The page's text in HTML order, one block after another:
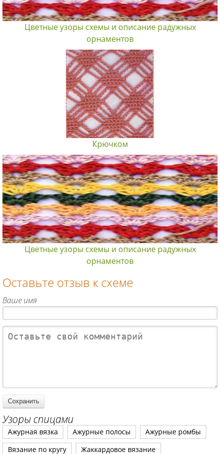
Цветные узоры схемы и описание радужных
орнаментов
Крючком
Цветные узоры схемы и описание радужных
орнаментов
Оставьте отзыв к схеме
Ваше имя
Узоры спицами
Ажурная вязка Ажурные полосы
Ажурные ромбы
Вязание по кругу
Жаккардовое вязание